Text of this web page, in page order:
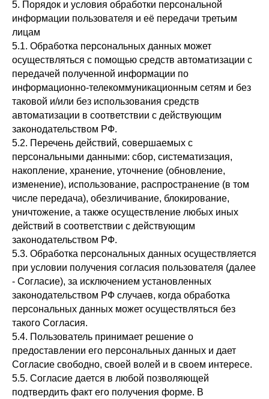
5. Порядок и условия обработки персональной
информации пользователя и её передачи третьим
лицам
5.1. Обработка персональных данных может
осуществляться с помощью средств автоматизации с
передачей полученной информации по
информационно-телекоммуникационным сетям и без
таковой и/или без использования средств
автоматизации в соответствии с действующим
законодательством РФ.
5.2. Перечень действий, совершаемых с
персональными данными: сбор, систематизация,
накопление, хранение, уточнение (обновление,
изменение), использование, распространение (в том
числе передача), обезличивание, блокирование,
уничтожение, а также осуществление любых иных
действий в соответствии с действующим
законодательством РФ.
5.3. Обработка персональных данных осуществляется
при условии получения согласия пользователя (далее
- Согласие), за исключением установленных
законодательством РФ случаев, когда обработка
персональных данных может осуществляться без
такого Согласия.
5.4. Пользователь принимает решение о
предоставлении его персональных данных и дает
Согласие свободно, своей волей и в своем интересе.
5.5. Согласие дается в любой позволяющей
подтвердить факт его получения форме. В